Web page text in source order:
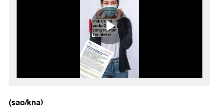
(sao/kna)